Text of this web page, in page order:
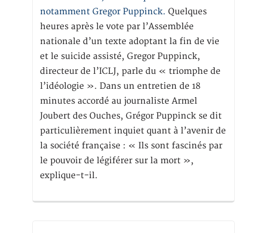
notamment Gregor Puppinck. Quelques
heures après le vote par l’Assemblée
nationale d’un texte adoptant la fin de vie
et le suicide assisté, Gregor Puppinck,
directeur de l’ICLJ, parle du « triomphe de
l’idéologie ». Dans un entretien de 18
minutes accordé au journaliste Armel
Joubert des Ouches, Grégor Puppinck se dit
particulièrement inquiet quant à l’avenir de
la société française : « Ils sont fascinés par
le pouvoir de légiférer sur la mort »,
explique-t-il.